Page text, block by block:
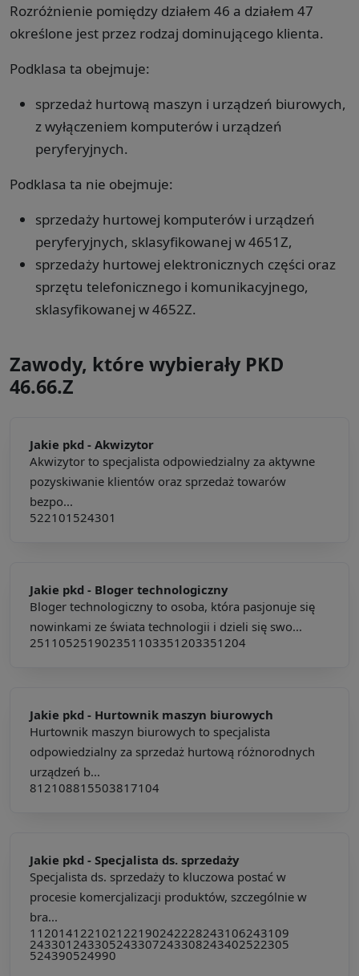
Rozróżnienie pomiędzy działem 46 a działem 47
określone jest przez rodzaj dominującego klienta.
Podklasa ta obejmuje:
sprzedaż hurtową maszyn i urządzeń biurowych,
z wyłączeniem komputerów i urządzeń
peryferyjnych.
Podklasa ta nie obejmuje:
sprzedaży hurtowej komputerów i urządzeń
peryferyjnych, sklasyfikowanej w 4651Z,
sprzedaży hurtowej elektronicznych części oraz
sprzętu telefonicznego i komunikacyjnego,
sklasyfikowanej w 4652Z.
Zawody, które wybierały PKD
46.66.Z
Jakie pkd - Akwizytor
Akwizytor to specjalista odpowiedzialny za aktywne
pozyskiwanie klientów oraz sprzedaż towarów
bezpo...
522101 524301
Jakie pkd - Bloger technologiczny
Bloger technologiczny to osoba, która pasjonuje się
nowinkami ze świata technologii i dzieli się swo...
251105251902351103351203351204
Jakie pkd - Hurtownik maszyn biurowych
Hurtownik maszyn biurowych to specjalista
odpowiedzialny za sprzedaż hurtową różnorodnych
urządzeń b...
812108815503817104
Jakie pkd - Specjalista ds. sprzedaży
Specjalista ds. sprzedaży to kluczowa postać w
procesie komercjalizacji produktów, szczególnie w
bra...
112014122102122190242228243106243109
243301 243305243307243308243402522305
524390524990